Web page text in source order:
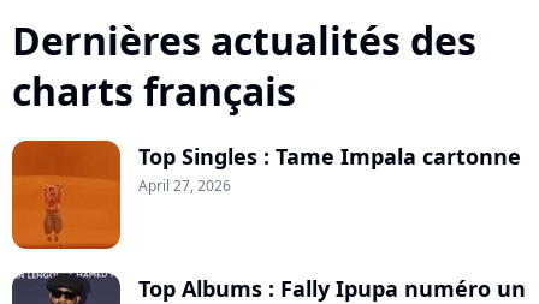
Dernières actualités des
charts français
Top Singles : Tame Impala cartonne
April 27, 2026
Top Albums : Fally Ipupa numéro un